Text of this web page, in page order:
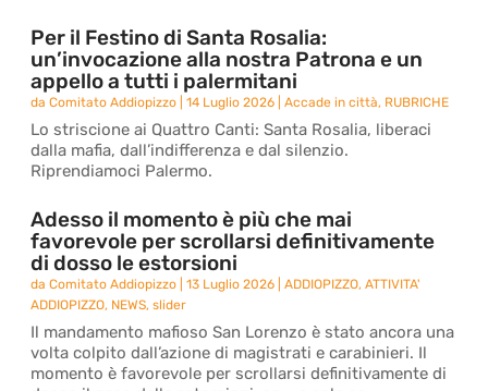
Per il Festino di Santa Rosalia:
un’invocazione alla nostra Patrona e un
appello a tutti i palermitani
daComitato Addiopizzo |14 Luglio 2026 |Accade in città, RUBRICHE
Lo striscione ai Quattro Canti: Santa Rosalia, liberaci
dalla mafia, dall’indifferenza e dal silenzio.
Riprendiamoci Palermo.
Adesso il momento è più che mai
favorevole per scrollarsi definitivamente
di dosso le estorsioni
daComitato Addiopizzo |13 Luglio 2026 |ADDIOPIZZO,ATTIVITA'
ADDIOPIZZO, NEWS,slider
Il mandamento mafioso San Lorenzo è stato ancora una
volta colpito dall’azione di magistrati e carabinieri. Il
momento è favorevole per scrollarsi definitivamente di